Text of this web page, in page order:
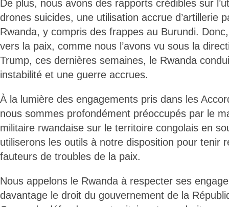
De plus, nous avons des rapports crédibles sur
drones suicides, une utilisation accrue d’artillerie
Rwanda, y compris des frappes au Burundi.
vers la paix, comme nous l’avons vu sous la
Trump, ces dernières semaines, le Rwanda
instabilité et une guerre accrues.
À la lumière des engagements pris dans les
nous sommes profondément préoccupés par le
militaire rwandaise sur le territoire congolais en
utiliserons les outils à notre disposition pour tenir
fauteurs de troubles de la paix.
Nous appelons le Rwanda à respecter ses
davantage le droit du gouvernement de la